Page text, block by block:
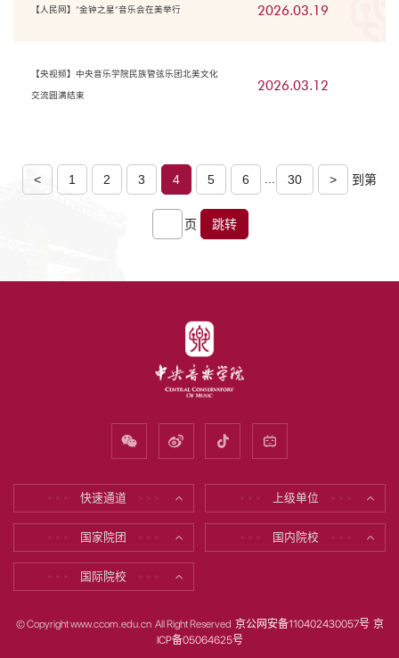
【人民网】“金钟之星”音乐会在美举行 2026.03.19
【央视频】中央音乐学院民族管弦乐团北美文化
交流圆满结束
2026.03.12
< 1 2 3 4 5 6 30 > 到第
页 跳转
快速通道 上级单位
国家院团 国内院校
国际院校
© Copyright www.ccom.edu.cn All Right Reserved 京公网安备110402430057号 京
ICP备05064625号